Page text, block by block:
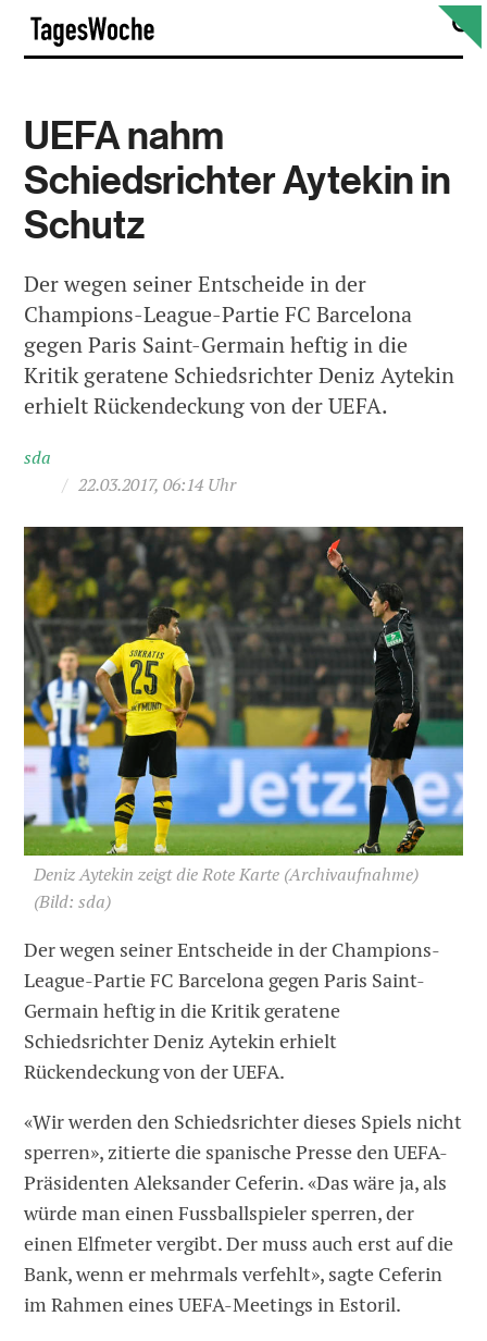
Skip
content
UEFA nahm
Schiedsrichter Aytekin in
Schutz
Der wegen seiner Entscheide in der
Champions-League-Partie FC Barcelona
gegen Paris Saint-Germain heftig in die
Kritik geratene Schiedsrichter Deniz Aytekin
erhielt Rückendeckung von der UEFA.
sda
/ 22.03.2017, 06:14 Uhr
Deniz Aytekin zeigt die Rote Karte (Archivaufnahme)
(Bild: sda)
Der wegen seiner Entscheide in der Champions-
League-Partie FC Barcelona gegen Paris Saint-
Germain heftig in die Kritik geratene
Schiedsrichter Deniz Aytekin erhielt
Rückendeckung von der UEFA.
«Wir werden den Schiedsrichter dieses Spiels nicht
sperren», zitierte die spanische Presse den UEFA-
Präsidenten Aleksander Ceferin. «Das wäre ja, als
würde man einen Fussballspieler sperren, der
einen Elfmeter vergibt. Der muss auch erst auf die
Bank, wenn er mehrmals verfehlt», sagte Ceferin
im Rahmen eines UEFA-Meetings in Estoril.